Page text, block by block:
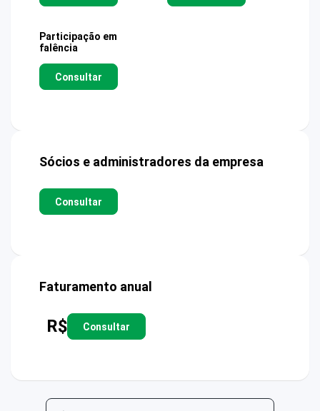
Participação em
falência
Consultar
Sócios e administradores da empresa
Consultar
Faturamento anual
R$ Consultar